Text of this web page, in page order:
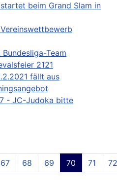
beim Grand Slam in
Team
2121
fällt aus
- JC-Judoka bitte
67 68 69 70 71 72